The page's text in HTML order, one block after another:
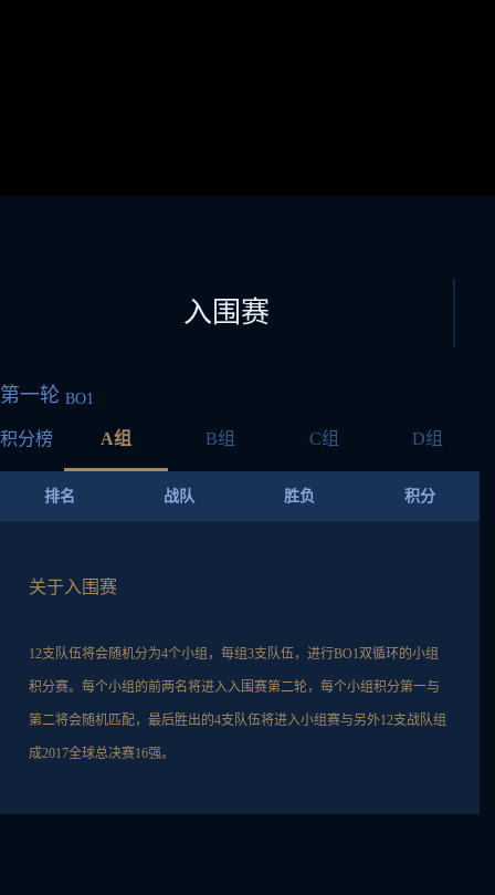
入围赛
第一轮 BO1
A组 B组 C组 D组
排名 战队 胜负 积分
关于入围赛
12支队伍将会随机分为4个小组，每组3支队伍，进行BO1双循环的小组
积分赛。每个小组的前两名将进入入围赛第二轮，每个小组积分第一与
第二将会随机匹配，最后胜出的4支队伍将进入小组赛与另外12支战队组
成2017全球总决赛16强。